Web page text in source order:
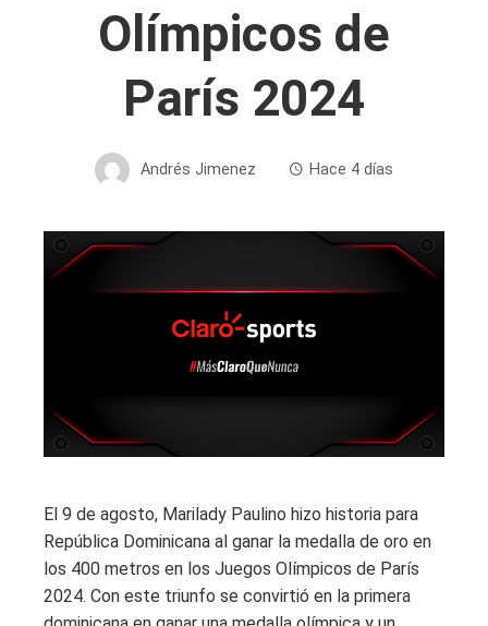
Olímpicos de
París 2024
Andrés Jimenez Hace 4 días
El 9 de agosto, Marilady Paulino hizo historia para
República Dominicana al ganar la medalla de oro en
los 400 metros en los Juegos Olímpicos de París
2024. Con este triunfo se convirtió en la primera